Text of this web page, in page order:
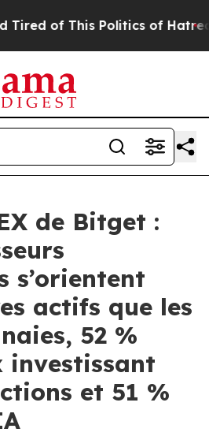
of This Politics of Hatred” The
de Bitget :
s’orientent
actifs que les
52 %
investissant
et 51 %